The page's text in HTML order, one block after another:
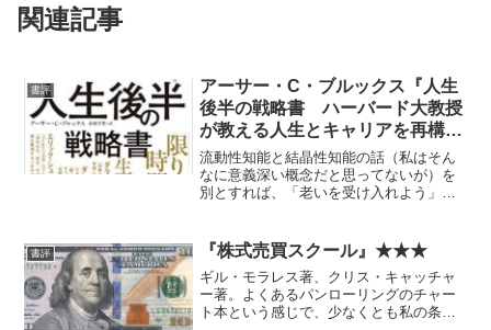
関連記事
書評
アーサー・C・ブルックス『人生
後半の戦略書 ハーバード大教授
が教える人生とキャリアを再構築
する方法』★★
流動性知能と結晶性知能の話（私はそん
なに意義深い概念だと思ってないが）を
別とすれば、「老いを受け入れよう」と
略というより、自己啓発書の位置づけだ
と思う。その前提で読むに...
書評 『株式売買スクール』★★★
ギル・モラレス著、クリス・キャッチャ
ー著。よくあるパンローリングのチャー
ト本という感じで、少なくとも私の条件